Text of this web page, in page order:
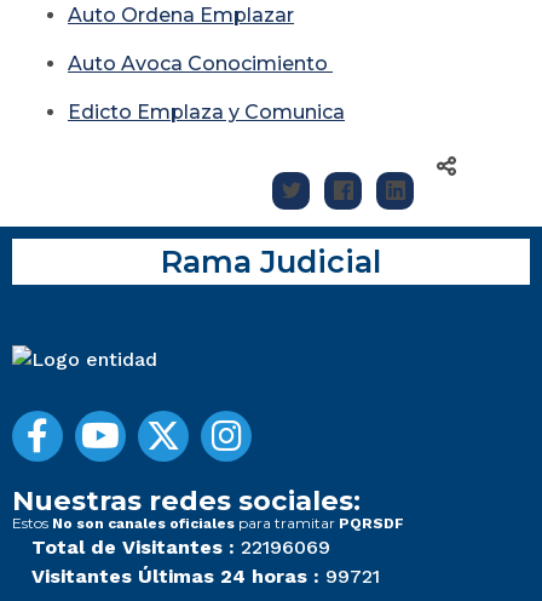
Auto Ordena Emplazar
Auto Avoca Conocimiento
Edicto Emplaza y Comunica
Rama Judicial
Nuestras redes sociales:
Estos No son canales oficiales para tramitar PQRSDF
Total de Visitantes : 22196069
Visitantes Últimas 24 horas : 99721